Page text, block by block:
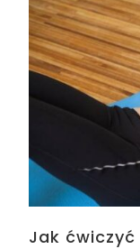
Jak ćwiczyć